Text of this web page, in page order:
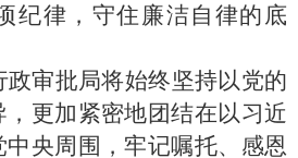
纪律，守住廉洁自律的底
政审批局将始终坚持以党的
更加紧密地团结在以习近
央周围，牢记嘱托、感恩